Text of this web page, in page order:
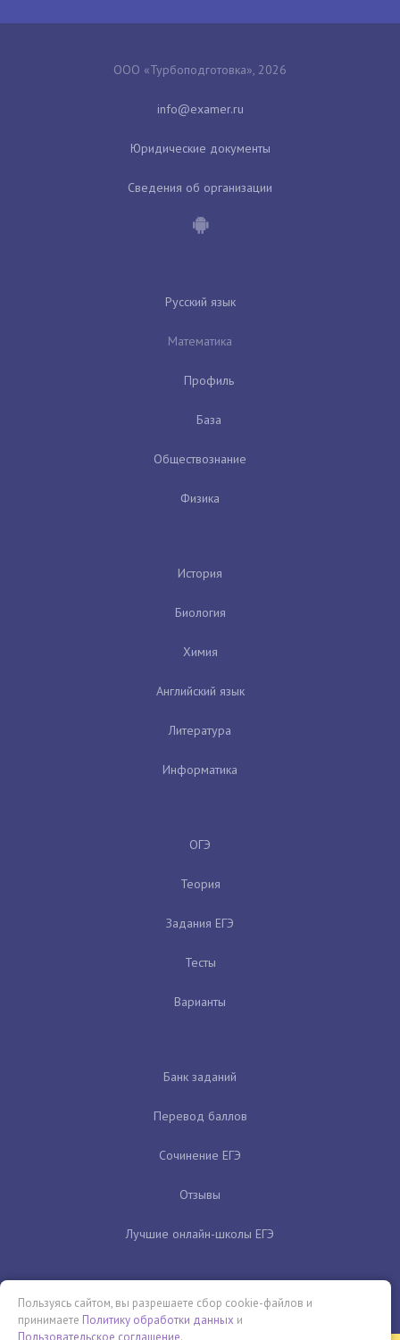
ООО «Турбоподготовка», 2026
Юридические документы
Сведения об организации
Русский язык
Математика
Профиль
База
Обществознание
Физика
История
Биология
Химия
Английский язык
Литература
Информатика
ОГЭ
Теория
Задания ЕГЭ
Тесты
Варианты
Банк заданий
Перевод баллов
Сочинение ЕГЭ
Отзывы
Лучшие онлайн-школы ЕГЭ
Пользуясь сайтом, вы разрешаете сбор cookie-файлов и
принимаете Политику обработки данных и
Пользовательское соглашение.